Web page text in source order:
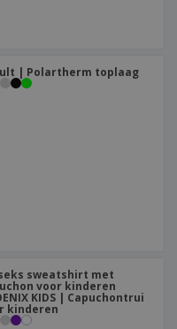
| Polartherm toplaag
sweatshirt met
voor kinderen
KIDS | Capuchontrui
kinderen